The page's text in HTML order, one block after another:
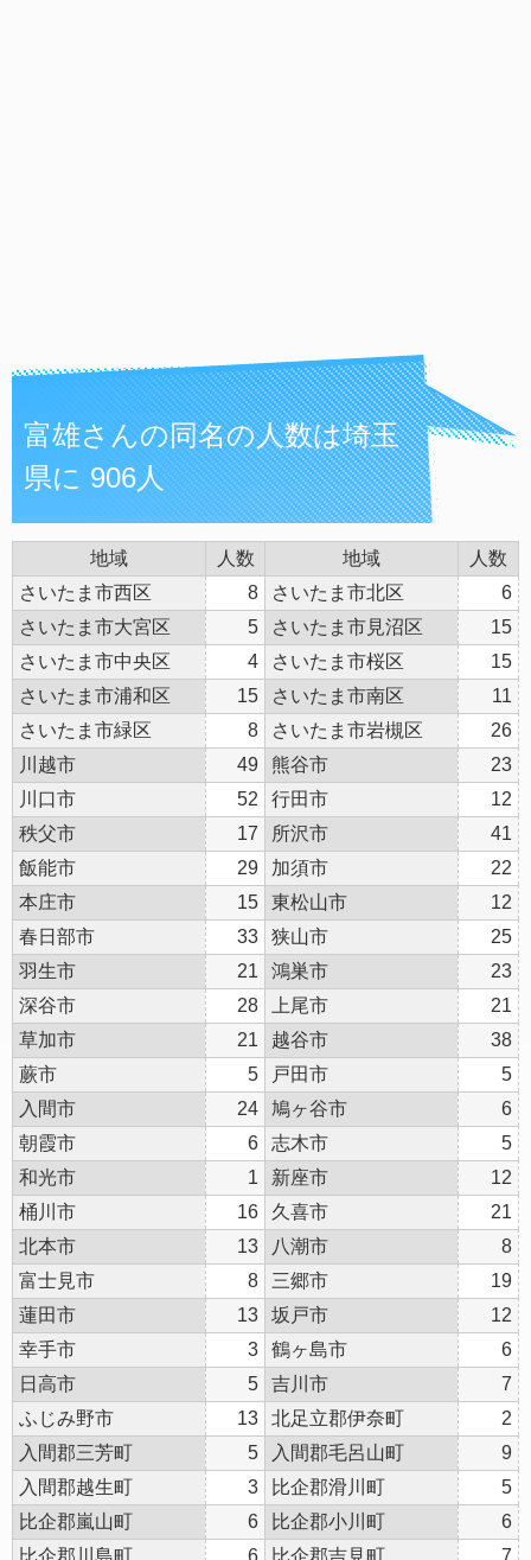
富雄さんの同名の人数は埼玉
県に 906人
地域 人数 地域
人数
さいたま市西区
8 さいたま市北区
6
さいたま市大宮区
5 さいたま市見沼区
15
さいたま市中央区
4 さいたま市桜区
15
さいたま市浦和区
15 さいたま市南区
11
さいたま市緑区
8 さいたま市岩槻区
26
川越市
49 熊谷市
23
川口市
52 行田市
12
秩父市
17 所沢市
41
飯能市
29 加須市
22
本庄市
15 東松山市
12
春日部市
33 狭山市
25
羽生市
21 鴻巣市
23
深谷市
28 上尾市
21
草加市
21 越谷市
38
蕨市
5 戸田市
5
入間市
24 鳩ヶ谷市
6
朝霞市
6 志木市
5
和光市
1 新座市
12
桶川市
16 久喜市
21
北本市
13 八潮市
8
富士見市
8 三郷市
19
蓮田市
13 坂戸市
12
幸手市
3 鶴ヶ島市
6
日高市
5 吉川市
7
ふじみ野市
13 北足立郡伊奈町
2
入間郡三芳町
5 入間郡毛呂山町
9
入間郡越生町
3 比企郡滑川町
5
比企郡嵐山町
6 比企郡小川町
6
比企郡川島町
6 比企郡吉見町 7